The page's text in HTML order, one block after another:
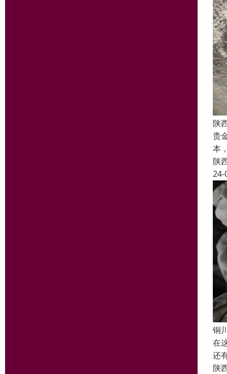
陕
贵
本
陕
24-
铜
在
还
陕